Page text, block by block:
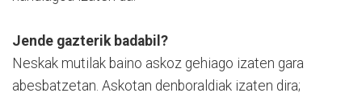
Jende gazterik badabil?
Neskak mutilak baino askoz gehiago izaten gara
abesbatzetan. Askotan denboraldiak izaten dira;